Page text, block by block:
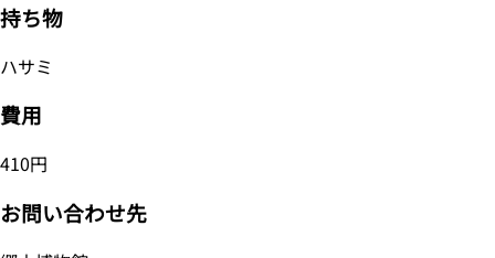
持ち物
ハサミ
費用
410円
お問い合わせ先